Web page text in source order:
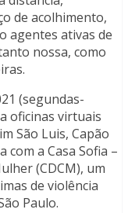
de acolhimento,
agentes ativas de
nossa, como
(segundas-
oficinas virtuais
São Luis, Capão
com a Casa Sofia –
(CDCM), um
de violência
Paulo.